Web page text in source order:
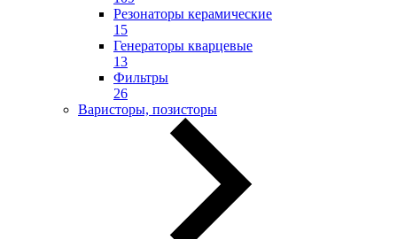
Резонаторы керамические
15
Генераторы кварцевые
13
Фильтры
26
Варисторы, позисторы